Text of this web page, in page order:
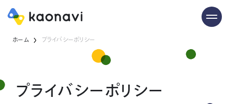
ホーム プライバシーポリシー
プライバシーポリシー